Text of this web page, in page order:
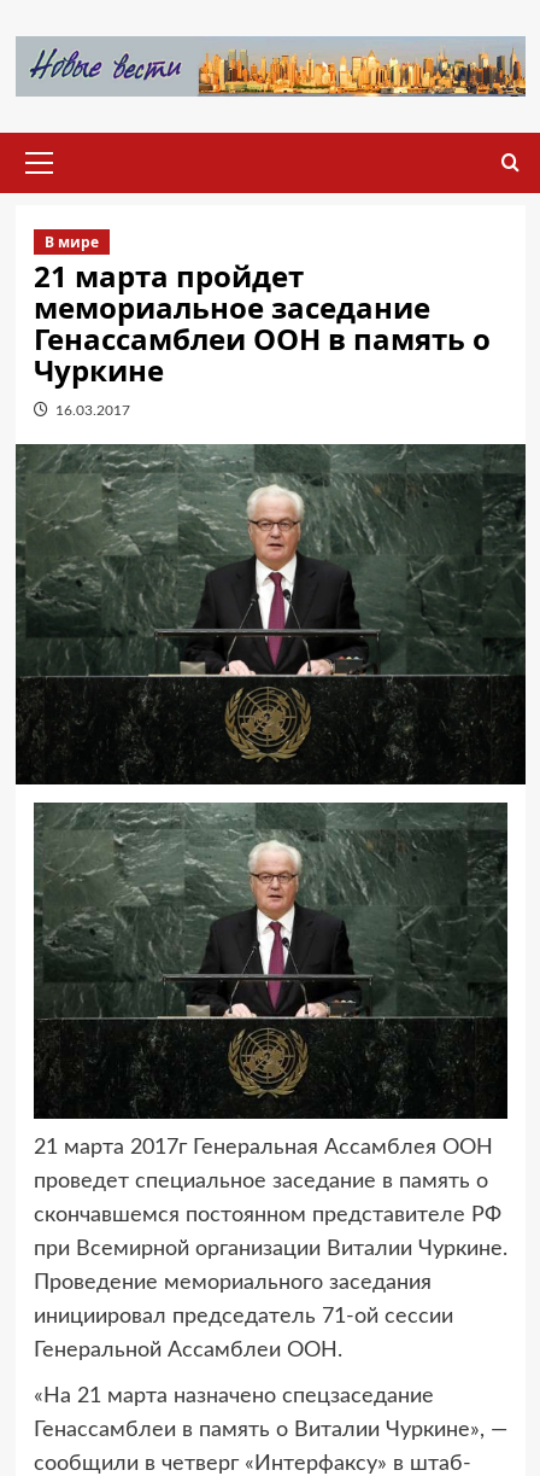
содержимому
меню
В мире
21 марта пройдет
мемориальное заседание
Генассамблеи ООН в память о
Чуркине
16.03.2017
21 марта 2017г Генеральная Ассамблея ООН
проведет специальное заседание в память о
скончавшемся постоянном представителе РФ
при Всемирной организации Виталии Чуркине.
Проведение мемориального заседания
инициировал председатель 71-ой сессии
Генеральной Ассамблеи ООН.
«На 21 марта назначено спецзаседание
Генассамблеи в память о Виталии Чуркине», —
сообщили в четверг «Интерфаксу» в штаб-